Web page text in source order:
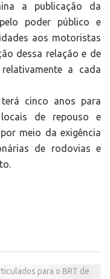
a publicação da
poder público e
aos motoristas
dessa relação e de
a cada
cinco anos para
de repouso e
meio da exigência
de rodovias e